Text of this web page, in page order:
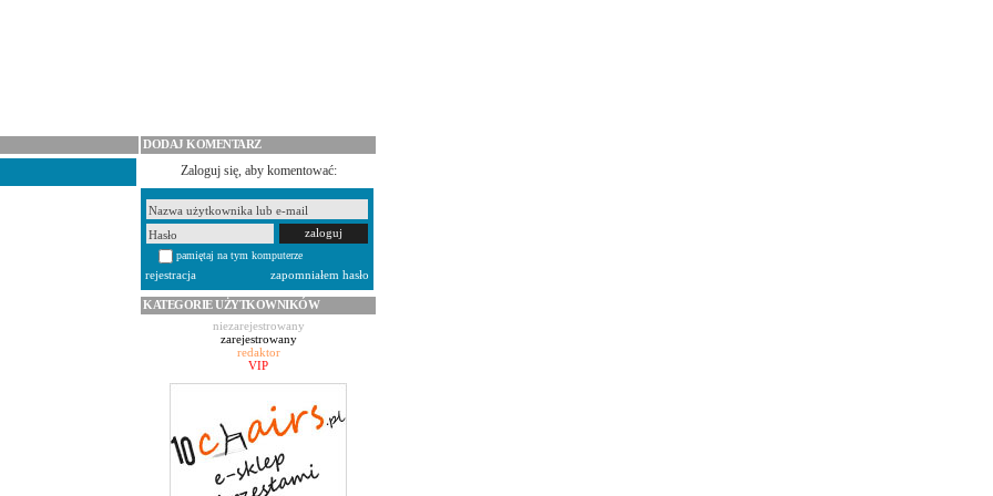
DODAJ KOMENTARZ
Zaloguj się, aby komentować:
pamiętaj na tym komputerze
rejestracja
zapomniałem hasło
KATEGORIE UŻYTKOWNIKÓW
niezarejestrowany
zarejestrowany
redaktor
VIP